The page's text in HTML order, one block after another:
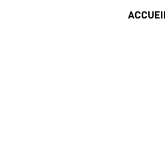
ACCUEIL